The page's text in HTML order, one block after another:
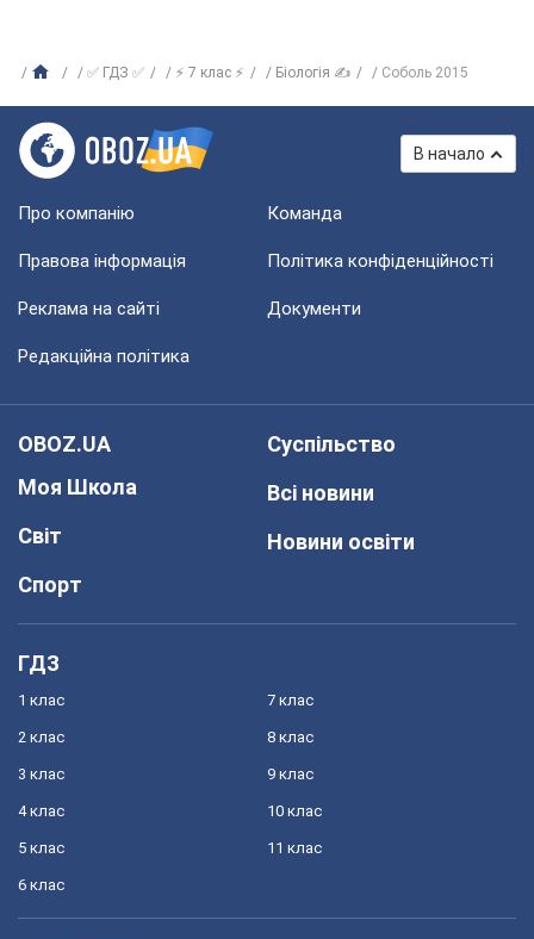
✅ ГДЗ ✅ ⚡ 7 клас ⚡ Біологія ✍ Соболь 2015
В начало
Про компанію Команда
Правова інформація Політика конфіденційності
Реклама на сайті Документи
Редакційна політика
OBOZ.UA
Моя Школа
Світ
Спорт
Суспільство
Всі новини
Новини освіти
ГДЗ
1 клас
2 клас
3 клас
4 клас
5 клас
6 клас
7 клас
8 клас
9 клас
10 клас
11 клас